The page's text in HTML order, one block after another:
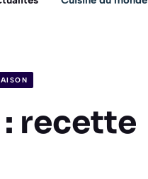
recette